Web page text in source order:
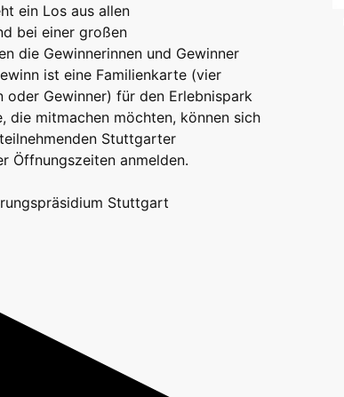
ein Los aus allen
bei einer großen
die Gewinnerinnen und Gewinner
ist eine Familienkarte (vier
Gewinner) für den Erlebnispark
die mitmachen möchten, können sich
Stuttgarter
Öffnungszeiten anmelden.
Stuttgart